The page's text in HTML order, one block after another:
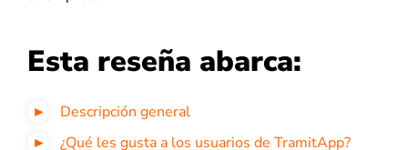
Esta reseña abarca:
Descripción general
¿Qué les gusta a los usuarios de TramitApp?